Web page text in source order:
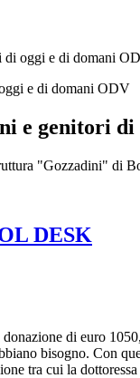
di oggi e di domani
e genitori
"Gozzadini" di
DESK
di euro
bisogno. Con
tra cui la